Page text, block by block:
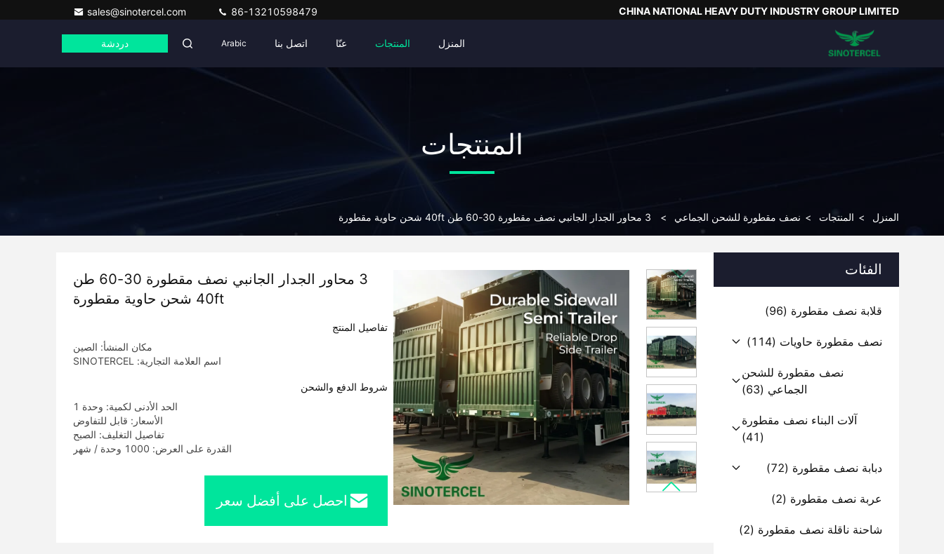
CHINA NATIONAL HEAVY DUTY INDUSTRY GROUP LIMITED
sales@sinotercel.com 86-13210598479
المنزل المنتجات عنّا اتصل بنا Arabic دردشة
المنتجات
المنزل > المنتجات > نصف مقطورة للشحن الجماعي > 3 محاور الجدار الجانبي نصف مقطورة 30-60 طن 40ft شحن حاوية مقطورة
الفئات
قلابة نصف مقطورة (96)
نصف مقطورة حاويات (114)
نصف مقطورة للشحن
الجماعي (63)
آلات البناء نصف مقطورة
(41)
دبابة نصف مقطورة (72)
عربة نصف مقطورة (2)
شاحنة ناقلة نصف مقطورة (2)
3 محاور الجدار الجانبي نصف مقطورة 30-60 طن
40ft شحن حاوية مقطورة
تفاصيل المنتج
مكان المنشأ: الصين
اسم العلامة التجارية: SINOTERCEL
شروط الدفع والشحن
الحد الأدنى لكمية: وحدة 1
الأسعار: قابل للتفاوض
تفاصيل التغليف: الصبح
القدرة على العرض: 1000 وحدة / شهر
احصل على أفضل سعر